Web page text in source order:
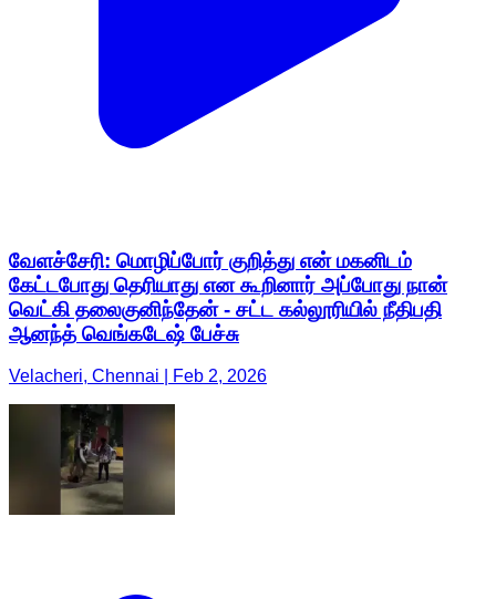
வேளச்சேரி: மொழிப்போர் குறித்து என் மகனிடம்
கேட்டபோது தெரியாது என கூறினார் அப்போது நான்
வெட்கி தலைகுனிந்தேன் - சட்ட கல்லூரியில் நீதிபதி
ஆனந்த் வெங்கடேஷ் பேச்சு
Velacheri, Chennai | Feb 2, 2026